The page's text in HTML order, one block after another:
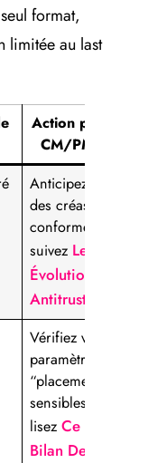
format,
limitée au last
Action pour
CM/PME
Anticipez via
des créas
conformes et
suivez Les
Évolutions
Antitrust
Vérifiez vos
paramètres
“placements
sensibles” et
lisezCe
Bilan De